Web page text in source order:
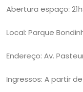
Abertura espaço:
Local: Parque
Endereço: Av.
Ingressos: A partir de